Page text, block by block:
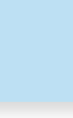
chyb.